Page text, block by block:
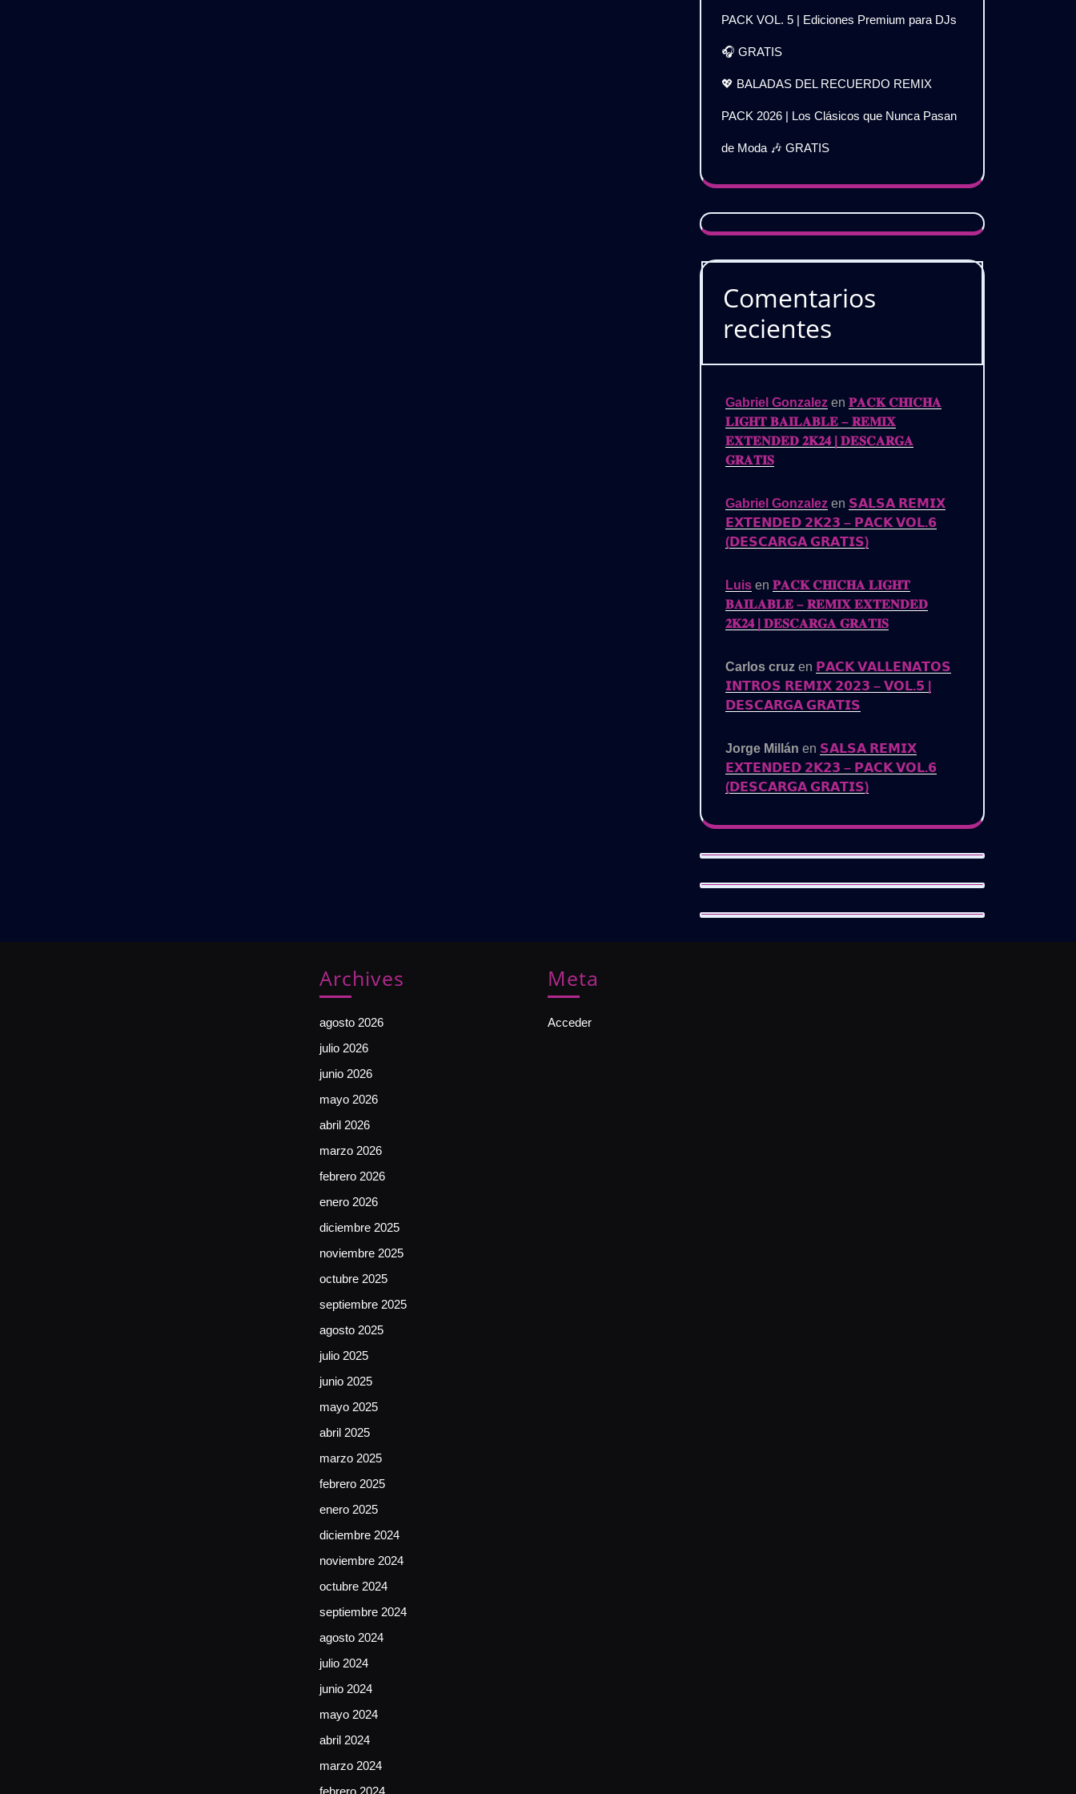
PACK VOL. 5 | Ediciones Premium para DJs
🎧 GRATIS
💖 BALADAS DEL RECUERDO REMIX
PACK 2026 | Los Clásicos que Nunca Pasan
de Moda 🎶 GRATIS
Comentarios
recientes
Gabriel Gonzalez en 𝐏𝐀𝐂𝐊 𝐂𝐇𝐈𝐂𝐇𝐀
𝐋𝐈𝐆𝐇𝐓 𝐁𝐀𝐈𝐋𝐀𝐁𝐋𝐄 – 𝐑𝐄𝐌𝐈𝐗
𝐄𝐗𝐓𝐄𝐍𝐃𝐄𝐃 𝟐𝐊𝟐𝟒 | 𝐃𝐄𝐒𝐂𝐀𝐑𝐆𝐀
𝐆𝐑𝐀𝐓𝐈𝐒
Gabriel Gonzalez en 𝗦𝗔𝗟𝗦𝗔 𝗥𝗘𝗠𝗜𝗫
𝗘𝗫𝗧𝗘𝗡𝗗𝗘𝗗 𝟮𝗞𝟮𝟯 – 𝗣𝗔𝗖𝗞 𝗩𝗢𝗟.𝟲
(𝗗𝗘𝗦𝗖𝗔𝗥𝗚𝗔 𝗚𝗥𝗔𝗧𝗜𝗦)
Luis en 𝐏𝐀𝐂𝐊 𝐂𝐇𝐈𝐂𝐇𝐀 𝐋𝐈𝐆𝐇𝐓
𝐁𝐀𝐈𝐋𝐀𝐁𝐋𝐄 – 𝐑𝐄𝐌𝐈𝐗 𝐄𝐗𝐓𝐄𝐍𝐃𝐄𝐃
𝟐𝐊𝟐𝟒 | 𝐃𝐄𝐒𝐂𝐀𝐑𝐆𝐀 𝐆𝐑𝐀𝐓𝐈𝐒
Carlos cruz en 𝗣𝗔𝗖𝗞 𝗩𝗔𝗟𝗟𝗘𝗡𝗔𝗧𝗢𝗦
𝗜𝗡𝗧𝗥𝗢𝗦 𝗥𝗘𝗠𝗜𝗫 𝟮𝟬𝟮𝟯 – 𝗩𝗢𝗟.𝟱 |
𝗗𝗘𝗦𝗖𝗔𝗥𝗚𝗔 𝗚𝗥𝗔𝗧𝗜𝗦
Jorge Millán en 𝗦𝗔𝗟𝗦𝗔 𝗥𝗘𝗠𝗜𝗫
𝗘𝗫𝗧𝗘𝗡𝗗𝗘𝗗 𝟮𝗞𝟮𝟯 – 𝗣𝗔𝗖𝗞 𝗩𝗢𝗟.𝟲
(𝗗𝗘𝗦𝗖𝗔𝗥𝗚𝗔 𝗚𝗥𝗔𝗧𝗜𝗦)
Archives
agosto 2026
julio 2026
junio 2026
mayo 2026
abril 2026
marzo 2026
febrero 2026
enero 2026
diciembre 2025
noviembre 2025
octubre 2025
septiembre 2025
agosto 2025
julio 2025
junio 2025
mayo 2025
abril 2025
marzo 2025
febrero 2025
enero 2025
diciembre 2024
noviembre 2024
octubre 2024
septiembre 2024
agosto 2024
julio 2024
junio 2024
mayo 2024
abril 2024
marzo 2024
febrero 2024
Meta
Acceder